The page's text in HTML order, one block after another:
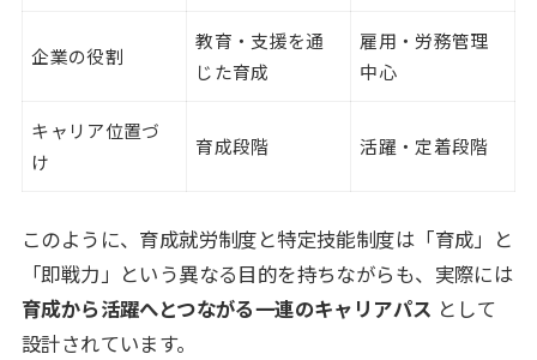
企業の役割
教育・支援を通
じた育成
雇用・労務管理
中心
キャリア位置づ
け
育成段階 活躍・定着段階
このように、育成就労制度と特定技能制度は「育成」と
「即戦力」という異なる目的を持ちながらも、実際には
育成から活躍へとつながる一連のキャリアパス として
設計されています。